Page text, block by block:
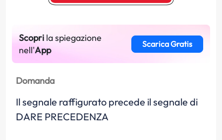
Scopri la spiegazione
nell'App
Scarica Gratis
Domanda
Il segnale raffigurato precede il segnale di
DARE PRECEDENZA